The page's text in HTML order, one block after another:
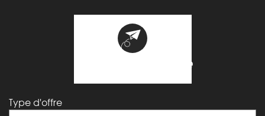
Type d'offre